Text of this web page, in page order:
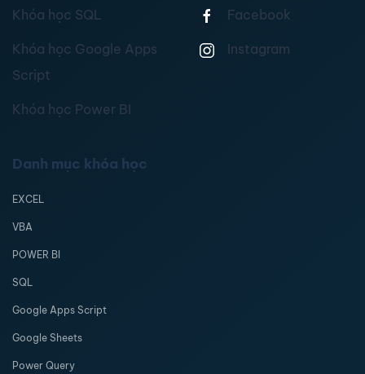
Khóa học SQL
Khóa học Google Apps
Script
Khóa học Power BI
Facebook
Instagram
Danh mục khóa học
EXCEL
VBA
POWER BI
SQL
Google Apps Script
Google Sheets
Power Query